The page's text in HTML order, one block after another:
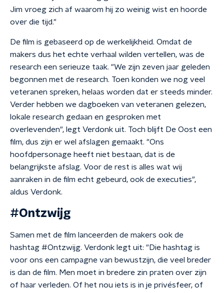
Jim vroeg zich af waarom hij zo weinig wist en hoorde
over die tijd."
De film is gebaseerd op de werkelijkheid. Omdat de
makers dus het echte verhaal wilden vertellen, was de
research een serieuze taak. "We zijn zeven jaar geleden
begonnen met de research. Toen konden we nog veel
veteranen spreken, helaas worden dat er steeds minder.
Verder hebben we dagboeken van veteranen gelezen,
lokale research gedaan en gesproken met
overlevenden", legt Verdonk uit. Toch blijft De Oost een
film, dus zijn er wel afslagen gemaakt. "Ons
hoofdpersonage heeft niet bestaan, dat is de
belangrijkste afslag. Voor de rest is alles wat wij
aanraken in de film echt gebeurd, ook de executies",
aldus Verdonk.
#Ontzwijg
Samen met de film lanceerden de makers ook de
hashtag #Ontzwijg. Verdonk legt uit: "Die hashtag is
voor ons een campagne van bewustzijn, die veel breder
is dan de film. Men moet in bredere zin praten over zijn
of haar verleden. Of het nou iets is in je privésfeer, of